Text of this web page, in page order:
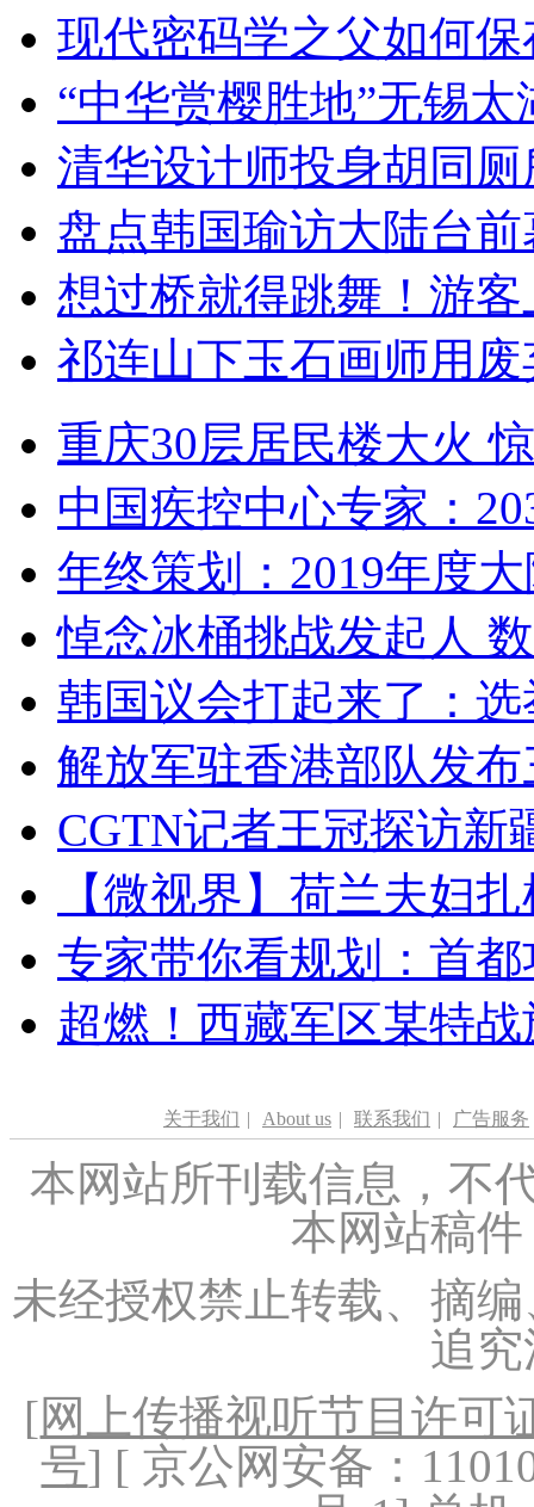
现代密码学之父如何
“中华赏樱胜地”无锡
清华设计师投身胡同
盘点韩国瑜访大陆台
想过桥就得跳舞！游客
祁连山下玉石画师用
重庆30层居民楼大火
中国疾控中心专家：
年终策划：2019年度
悼念冰桶挑战发起人
韩国议会打起来了：
解放军驻香港部队发
CGTN记者王冠探访新
【微视界】荷兰夫妇
专家带你看规划：首
超燃！西藏军区某特
关于我们 | About us | 联系我们 | 广告服务
本网站所刊载信息，不
本网站稿
未经授权禁止转载、摘
追
[网上传播视听节目许可
号] [ 京公网安备：